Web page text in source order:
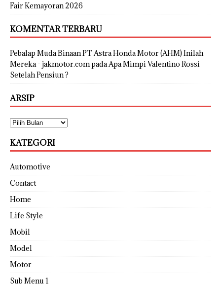
Fair Kemayoran 2026
KOMENTAR TERBARU
Pebalap Muda Binaan PT Astra Honda Motor (AHM) Inilah
Mereka - jakmotor.compadaApa Mimpi Valentino Rossi
Setelah Pensiun ?
ARSIP
KATEGORI
Automotive
Contact
Home
Life Style
Mobil
Model
Motor
Sub Menu 1